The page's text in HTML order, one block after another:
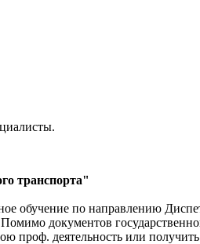
транспорта"
по направлению
документов
проф. деятельность или